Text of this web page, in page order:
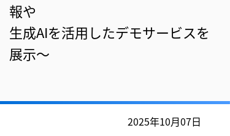
報や
生成AIを活用したデモサービスを
展示～
2025年10月07日